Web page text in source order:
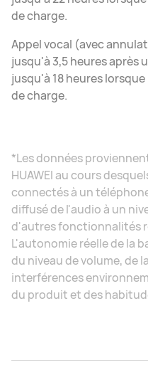
de charge.
Appel vocal (avec
jusqu'à 3,5 heures après
jusqu'à 18 heures
de charge.
*Les données
HUAWEI au cours
connectés à un
diffusé de l'audio à un
d'autres fonctionnalités
L'autonomie réelle de la
du niveau de volume, de
interférences
du produit et des